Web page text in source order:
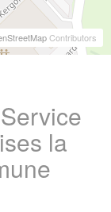
Contributors
la